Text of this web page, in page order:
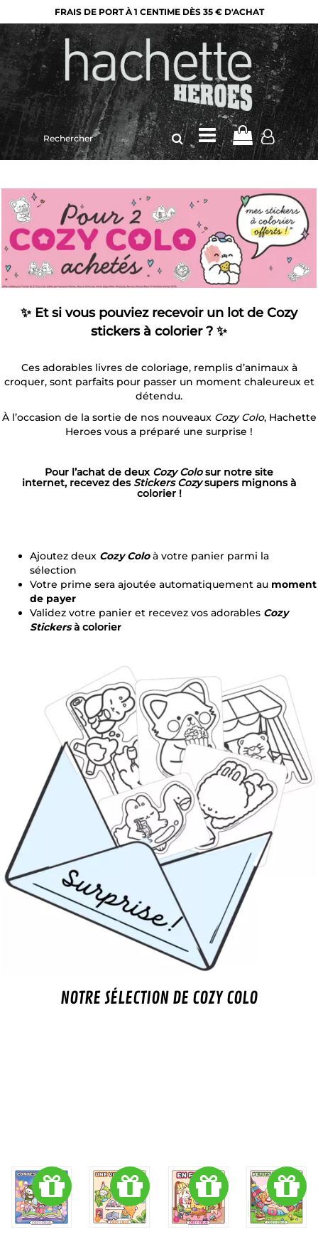
FRAIS DE PORT À 1 CENTIME DÈS 35 € D'ACHAT
Rechercher
sur
le
✨Et si vous pouviez recevoir un lot de Cozy
stickers à colorier? ✨
Ces adorables livres de coloriage, remplis d’animaux à
croquer, sont parfaits pour passer un moment chaleureux et
détendu.
À l’occasion de la sortie de nos nouveaux Cozy Colo, Hachette
Heroes vous a préparé une surprise !
Pour l’achat de deux Cozy Colo sur notre site
internet, recevez des Stickers Cozy supers mignonsà
colorier !
Ajoutez deux Cozy Colo à votre panier parmi la
sélection
Votre prime sera ajoutée automatiquement au moment
de payer
Validez votre panier et recevez vos adorables Cozy
Stickers à colorier
NOTRE SÉLECTION DE COZY COLO